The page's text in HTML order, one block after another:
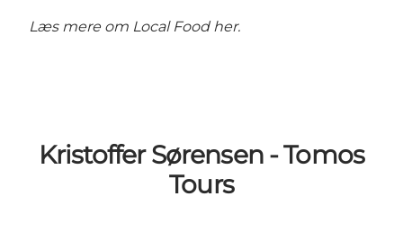
Læs mere om Local Food her.
Kristoffer Sørensen - Tomos
Tours